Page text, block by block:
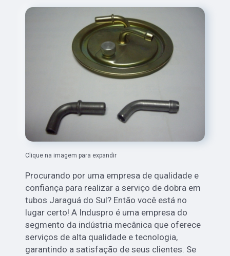
Clique na imagem para expandir
Procurando por uma empresa de qualidade e
confiança para realizar a serviço de dobra em
tubos Jaraguá do Sul? Então você está no
lugar certo! A Induspro é uma empresa do
segmento da indústria mecânica que oferece
serviços de alta qualidade e tecnologia,
garantindo a satisfação de seus clientes. Se